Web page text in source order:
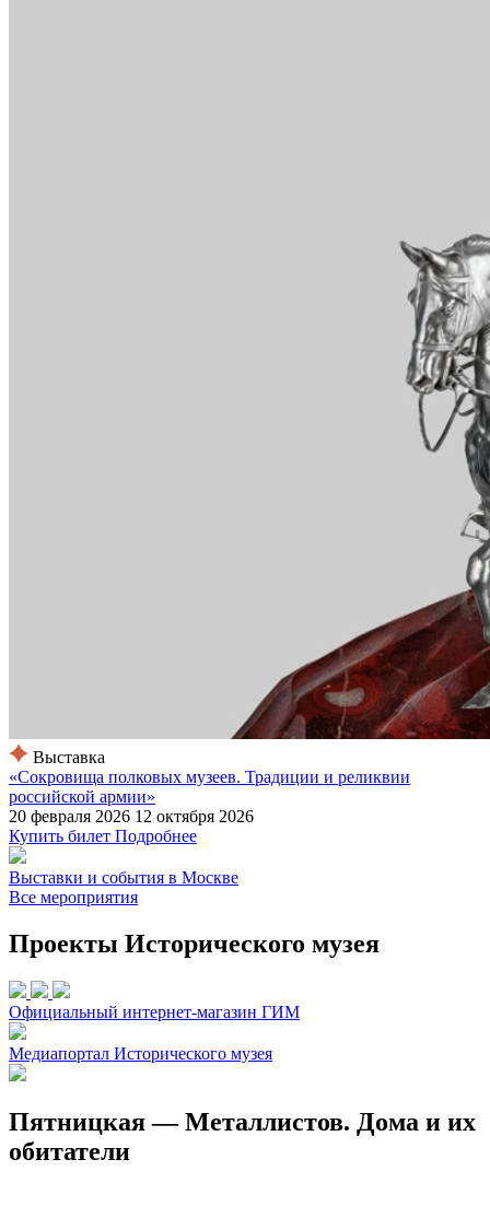
Выставка
«Сокровища полковых музеев. Традиции и реликвии
российской армии»
20 февраля 2026 12 октября 2026
Купить билет Подробнее
Выставки и события в Москве
Все мероприятия
Проекты Исторического музея
Официальный интернет-магазин ГИМ
Медиапортал Исторического музея
Пятницкая — Металлистов. Дома и их
обитатели